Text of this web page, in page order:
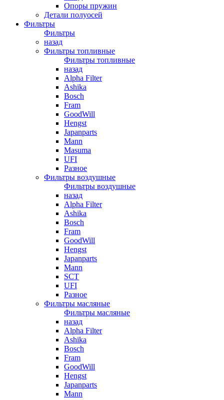
Опоры пружин
Детали полуосей
Фильтры
Фильтры
назад
Фильтры топливные
Фильтры топливные
назад
Alpha Filter
Ashika
Bosch
Fram
GoodWill
Hengst
Japanparts
Mann
Masuma
UFI
Разное
Фильтры воздушные
Фильтры воздушные
назад
Alpha Filter
Ashika
Bosch
Fram
GoodWill
Hengst
Japanparts
Mann
SCT
UFI
Разное
Фильтры масляные
Фильтры масляные
назад
Alpha Filter
Ashika
Bosch
Fram
GoodWill
Hengst
Japanparts
Mann